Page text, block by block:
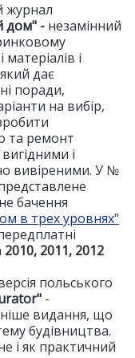
журнал
дом" - незамінний
і
дає
поради,
на вибір,
та ремонт
і
вивіреними. У №
бачення
в трех уровнях"
2010, 2011, 2012
польського
-
видання, що
будівництва.
і як практичний